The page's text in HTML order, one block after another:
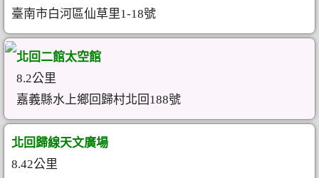
臺南市白河區仙草里1-18號
北回二館太空館
8.2公里
嘉義縣水上鄉回歸村北回188號
北回歸線天文廣場
8.42公里